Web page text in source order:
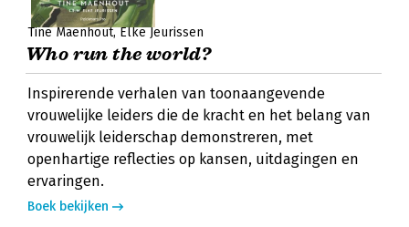
Tine Maenhout Elke Jeurissen
Who run the world?
Inspirerende verhalen van toonaangevende
vrouwelijke leiders die de kracht en het belang van
vrouwelijk leiderschap demonstreren, met
openhartige reflecties op kansen, uitdagingen en
ervaringen.
Boek bekijken